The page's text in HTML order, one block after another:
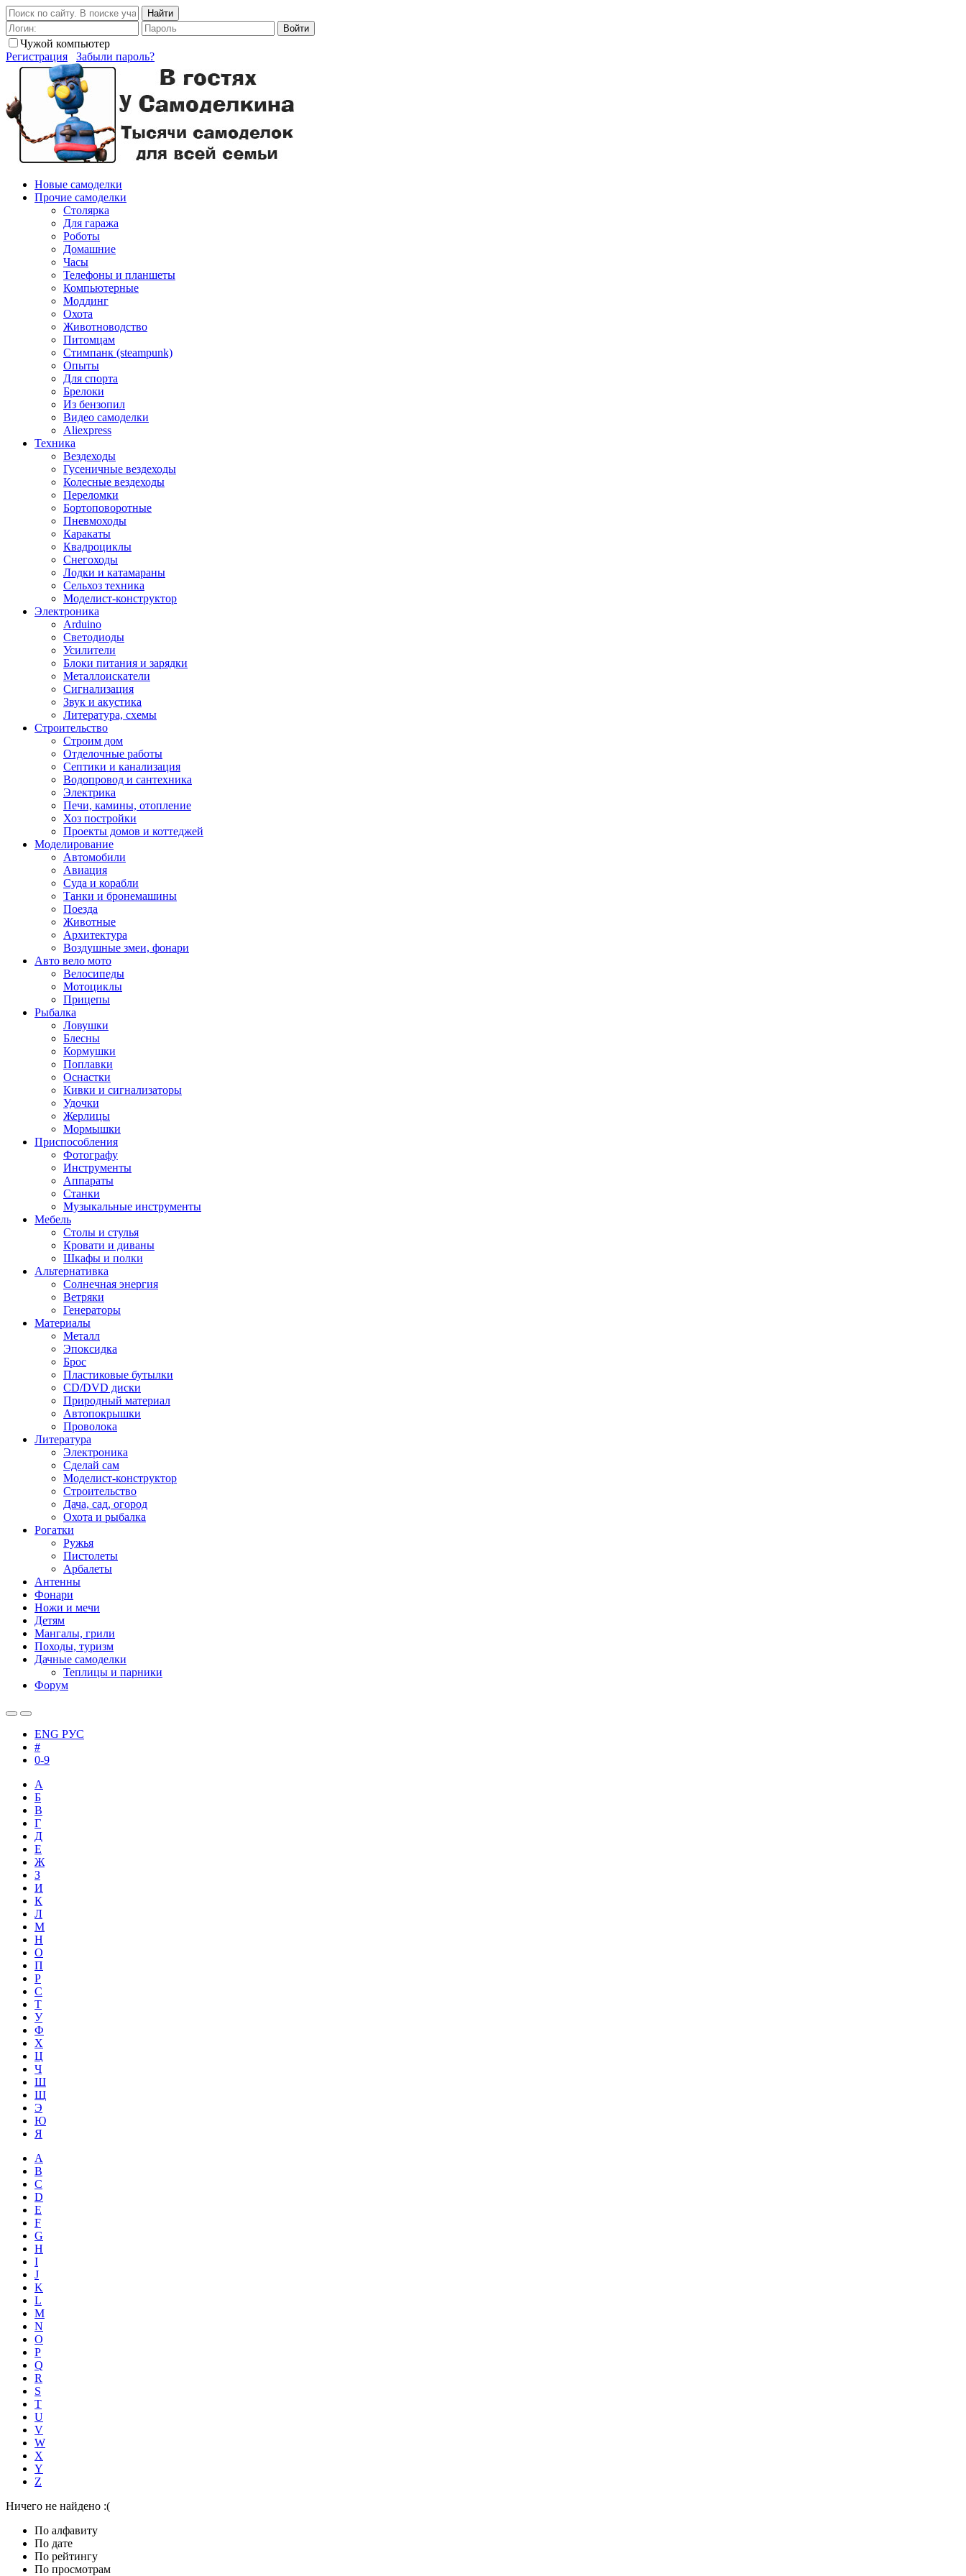
Найти
Войти
Чужой компьютер
Регистрация
Забыли пароль?
Новые самоделки
Прочие самоделки
Столярка
Для гаража
Роботы
Домашние
Часы
Телефоны и планшеты
Компьютерные
Моддинг
Охота
Животноводство
Питомцам
Стимпанк (steampunk)
Опыты
Для спорта
Брелоки
Из бензопил
Видео самоделки
Aliexpress
Техника
Вездеходы
Гусеничные вездеходы
Колесные вездеходы
Переломки
Бортоповоротные
Пневмоходы
Каракаты
Квадроциклы
Снегоходы
Лодки и катамараны
Сельхоз техника
Моделист-конструктор
Электроника
Arduino
Светодиоды
Усилители
Блоки питания и зарядки
Металлоискатели
Сигнализация
Звук и акустика
Литература, схемы
Строительство
Строим дом
Отделочные работы
Септики и канализация
Водопровод и сантехника
Электрика
Печи, камины, отопление
Хоз постройки
Проекты домов и коттеджей
Моделирование
Автомобили
Авиация
Суда и корабли
Танки и бронемашины
Поезда
Животные
Архитектура
Воздушные змеи, фонари
Авто вело мото
Велосипеды
Мотоциклы
Прицепы
Рыбалка
Ловушки
Блесны
Кормушки
Поплавки
Оснастки
Кивки и сигнализаторы
Удочки
Жерлицы
Мормышки
Приспособления
Фотографу
Инструменты
Аппараты
Станки
Музыкальные инструменты
Мебель
Столы и стулья
Кровати и диваны
Шкафы и полки
Альтернативка
Солнечная энергия
Ветряки
Генераторы
Материалы
Металл
Эпоксидка
Брос
Пластиковые бутылки
CD/DVD диски
Природный материал
Автопокрышки
Проволока
Литература
Электроника
Сделай сам
Моделист-конструктор
Строительство
Дача, сад, огород
Охота и рыбалка
Рогатки
Ружья
Пистолеты
Арбалеты
Антенны
Фонари
Ножи и мечи
Детям
Мангалы, грили
Походы, туризм
Дачные самоделки
Теплицы и парники
Форум
ENG РУС
#
0-9
А
Б
В
Г
Д
Е
Ж
З
И
К
Л
М
Н
О
П
Р
С
Т
У
Ф
Х
Ц
Ч
Ш
Щ
Э
Ю
Я
A
B
C
D
E
F
G
H
I
J
K
L
M
N
O
P
Q
R
S
T
U
V
W
X
Y
Z
Ничего не найдено :(
По алфавиту
По дате
По рейтингу
По просмотрам